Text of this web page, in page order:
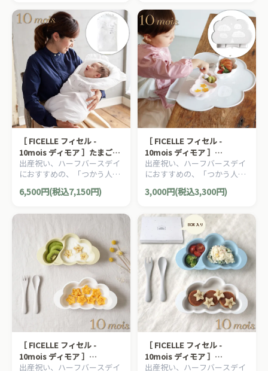
ビー用品です。
ビー用品です。
［ FICELLE フィセル -
10mois ディモア ］たまごマ
ットおくるみCLOUD 日本製
新生児 ブランケット お出か
け お昼寝 お宮参り セレモニ
ードレス
出産祝い、ハーフバースデイ
におすすめの、「つかう人が
本当に笑顔になれるモノ」を
大切に出産準備グッズ、
ビー用品です。
6,500円(税込7,150円)
［ FICELLE フィセル -
10mois ディモア ］
mamamanma マママンマ
お食事シリコンマット
出産祝い、ハーフバースデイ
におすすめの、「つかう人が
本当に笑顔になれるモノ」を
大切に出産準備グッズ、
ビー用品です。
3,000円(税込3,300円)
［ FICELLE フィセル -
10mois ディモア ］
mamamanma マママンマ
出産祝い、ハーフバースデイ
［ FICELLE フィセル -
10mois ディモア ］
mamamanma マママンマ
出産祝い、ハーフバースデイ